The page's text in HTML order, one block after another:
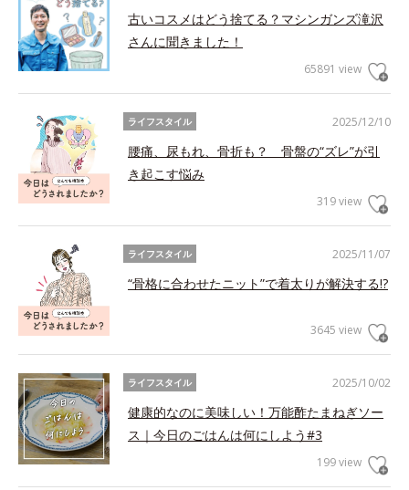
古いコスメはどう捨てる？マシンガンズ滝沢
さんに聞きました！
65891 view
2025/12/10
ライフスタイル
腰痛、尿もれ、骨折も？ 骨盤の“ズレ”が引
き起こす悩み
319 view
2025/11/07
ライフスタイル
“骨格に合わせたニット”で着太りが解決する!?
3645 view
2025/10/02
ライフスタイル
健康的なのに美味しい！万能酢たまねぎソー
ス｜今日のごはんは何にしよう#3
199 view